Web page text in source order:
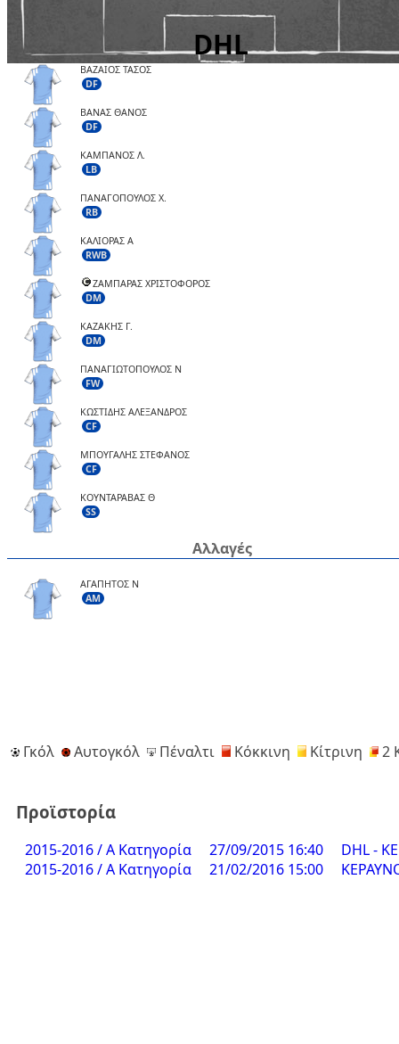
ΒΑΖΑΙΟΣ ΤΑΣΟΣ
DF
ΒΑΝΑΣ ΘΑΝΟΣ
DF
ΚΑΜΠΑΝΟΣ Λ.
LB
ΠΑΝΑΓΟΠΟΥΛΟΣ Χ.
RB
ΚΑΛΙΟΡΑΣ Α
RWB
ΖΑΜΠΑΡΑΣ ΧΡΙΣΤΟΦΟΡΟΣ
DM
ΚΑΖΑΚΗΣ Γ.
DM
ΠΑΝΑΓΙΩΤΟΠΟΥΛΟΣ Ν
FW
ΚΩΣΤΙΔΗΣ ΑΛΕΞΑΝΔΡΟΣ
CF
ΜΠΟΥΓΑΛΗΣ ΣΤΕΦΑΝΟΣ
CF
ΚΟΥΝΤΑΡΑΒΑΣ Θ
SS
Αλλαγές
ΑΓΑΠΗΤΟΣ N
AM
Γκόλ Αυτογκόλ Πέναλτι Κόκκινη Κίτρινη 2
Προϊστορία
2015-2016 / Α Κατηγορία 27/09/2015 16:40
DHL -
2015-2016 / Α Κατηγορία
21/02/2016 15:00